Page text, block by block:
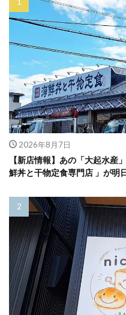
2026年8月7日
【新店情報】あの「大起水産
鮮丼と干物定食専門店 」が